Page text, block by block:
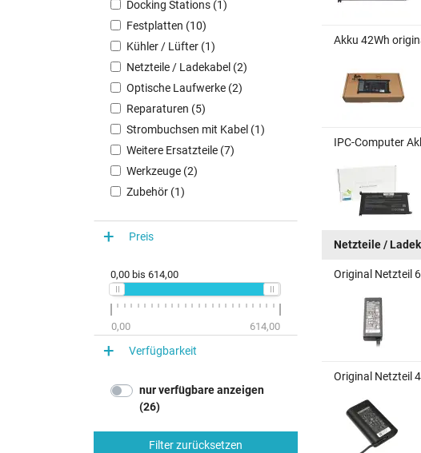
Docking Stations (1)
Festplatten (10)
Kühler / Lüfter (1)
Netzteile / Ladekabel (2)
Optische Laufwerke (2)
Reparaturen (5)
Strombuchsen mit Kabel (1)
Weitere Ersatzteile (7)
Werkzeuge (2)
Zubehör (1)
Preis
0,00 bis 614,00
0,00 614,00
Verfügbarkeit
nur verfügbare anzeigen
(26)
Filter zurücksetzen
Akku 42Wh
IPC-Computer
Netzteile /
Original Netzteil
Original Netzteil